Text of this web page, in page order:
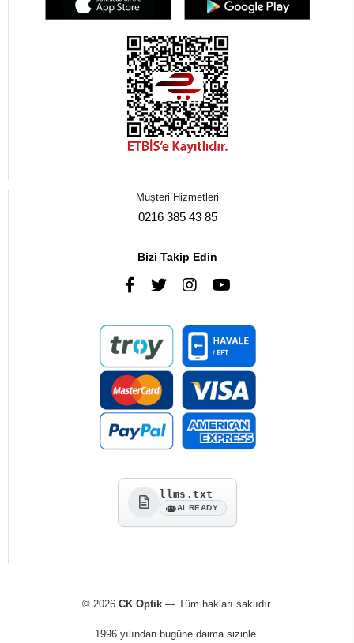
Müşteri Hizmetleri
0216 385 43 85
Bizi Takip Edin
llms.txt
AI READY
© 2026 CK Optik— Tüm hakları saklıdır.
1996 yılından bugüne daima sizinle.